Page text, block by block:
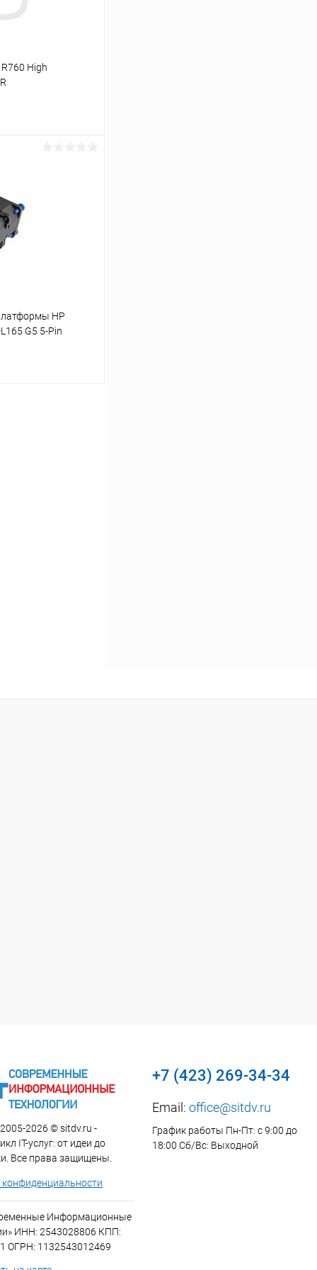
High
К сравнению
В наличии
HP
G5 5-Pin
2026 © sitdv.ru -
IT-услуг: от идеи до
Все права защищены.
Информационные
ИНН: 2543028806 КПП:
ОГРН: 1132543012469
+7 (423) 269-34-34
Email: office@sitdv.ru
График работы Пн-Пт: с 9:00 до
18:00 Сб/Вс: Выходной